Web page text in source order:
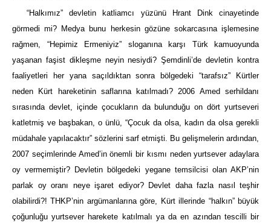
“Halkımız” devletin katliamcı yüzünü Hrant Dink cinayetinde
görmedi mi? Medya bunu herkesin gözüne sokarcasına işlemesine
rağmen, “Hepimiz Ermeniyiz” sloganına karşı Türk kamuoyunda
yaşanan faşist dikleşme neyin nesiydi? Şemdinli’de devletin kontra
faaliyetleri her yana saçıldıktan sonra bölgedeki “tarafsız” Kürtler
neden Kürt hareketinin saflarına katılmadı? 2006 Amed serhildanı
sırasında devlet, içinde çocukların da bulunduğu on dört yurtseveri
katletmiş ve başbakan, o ünlü, “Çocuk da olsa, kadın da olsa gerekli
müdahale yapılacaktır” sözlerini sarf etmişti. Bu gelişmelerin ardından,
2007 seçimlerinde Amed’in önemli bir kısmı neden yurtsever adaylara
oy vermemiştir? Devletin bölgedeki yegane temsilcisi olan AKP’nin
parlak oy oranı neye işaret ediyor? Devlet daha fazla nasıl teşhir
olabilirdi?! THKP’nin argümanlarına göre, Kürt illerinde “halkın” büyük
çoğunluğu yurtsever harekete katılmalı ya da en azından tescilli bir